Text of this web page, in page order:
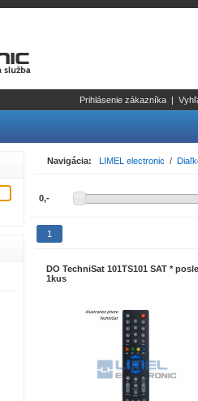
Prihlásenie zákazníka |
Navigácia: LIMEL electronic /
1
DO TechniSat 101TS101 SAT *
1kus